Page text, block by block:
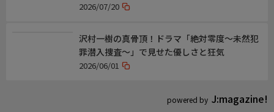
伊口紺・中村優児『今夜もシリアルキラーと待ち合わせ』(講談
社「good!アフタヌーン」連載)
powered by J:magazine!
2026/07/20
沢村一樹の真骨頂！ドラマ「絶対零度〜未然犯
罪潜入捜査〜」で見せた優しさと狂気
2026/06/01